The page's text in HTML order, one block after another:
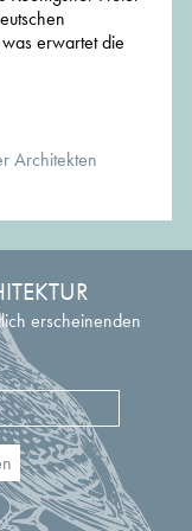
die
der uns
führt.
erwartet die
Architekten
erscheinenden